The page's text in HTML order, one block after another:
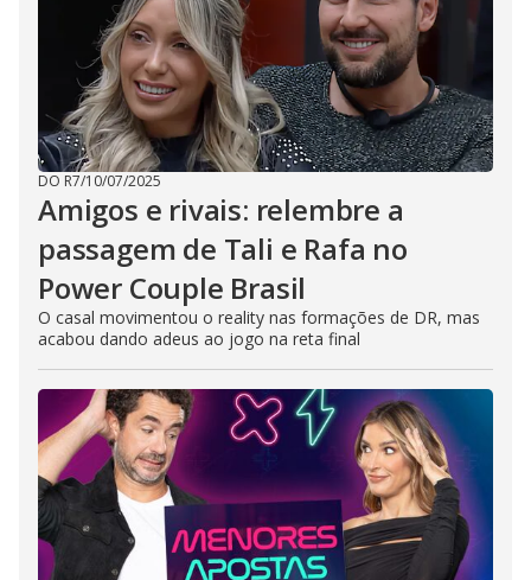
DO R7/10/07/2025
Amigos e rivais: relembre a
passagem de Tali e Rafa no
Power Couple Brasil
O casal movimentou o reality nas formações de DR, mas
acabou dando adeus ao jogo na reta final